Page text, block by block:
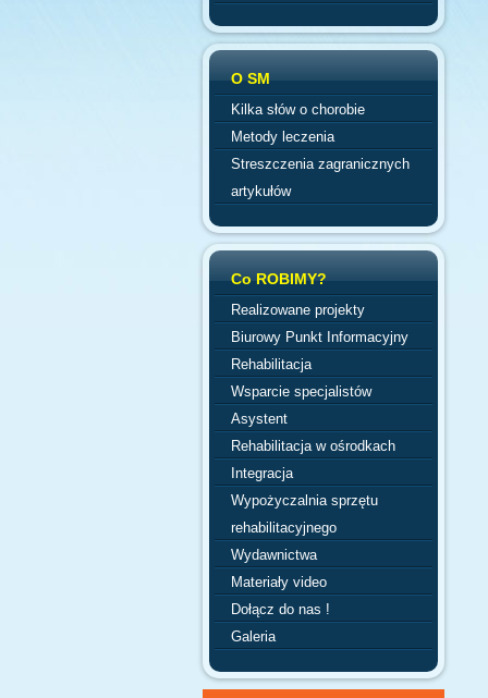
O SM
Kilka słów o chorobie
Metody leczenia
Streszczenia zagranicznych
artykułów
Co ROBIMY?
Realizowane projekty
Biurowy Punkt Informacyjny
Rehabilitacja
Wsparcie specjalistów
Asystent
Rehabilitacja w ośrodkach
Integracja
Wypożyczalnia sprzętu
rehabilitacyjnego
Wydawnictwa
Materiały video
Dołącz do nas !
Galeria